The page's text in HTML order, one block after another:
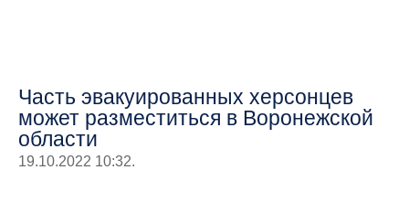
Часть эвакуированных херсонцев
может разместиться в Воронежской
области
19.10.2022 10:32.